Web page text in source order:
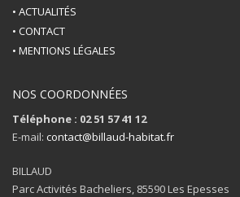
• ACTUALITÉS
• CONTACT
• MENTIONS LÉGALES
NOS COORDONNÉES
Téléphone : 02 51 57 41 12
E-mail: contact@billaud-habitat.fr
BILLAUD
Parc Activités Bacheliers, 85590 Les Epesses